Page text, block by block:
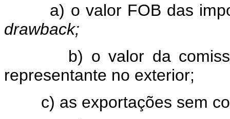
a) o valor FOB das
drawback;
b) o valor da comissão
representante no exterior;
c) as exportações sem